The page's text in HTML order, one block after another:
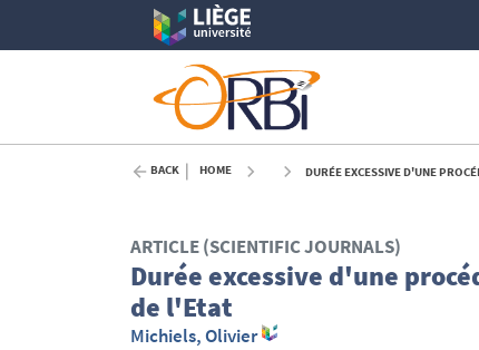
BACK HOME DURÉE EXCESSIVE D'UNE
ARTICLE (SCIENTIFIC JOURNALS)
Durée excessive d'une
de l'Etat
Michiels, Olivier